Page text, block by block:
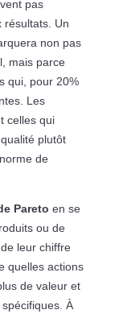
pas
résultats. Un
non pas
mais parce
qui, pour 20%
Les
celles qui
plutôt
de
Pareto en se
ou de
leur chiffre
quelles actions
de valeur et
À